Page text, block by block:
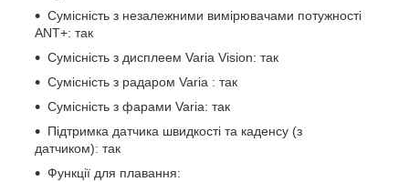
Сумісність з незалежними вимірювачами потужності
ANT+: так
Сумісність з дисплеем Varia Vision: так
Сумісність з радаром Varia : так
Сумісність з фарами Varia: так
Підтримка датчика швидкості та каденсу (з
датчиком): так
Функції для плавання: